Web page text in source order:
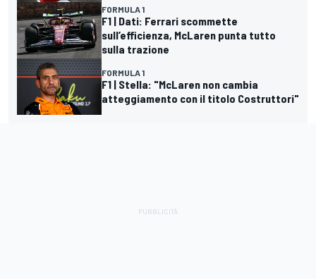
FORMULA 1
F1 | Dati: Ferrari scommette
sull’efficienza, McLaren punta tutto
sulla trazione
FORMULA 1
F1 | Stella: "McLaren non cambia
atteggiamento con il titolo Costruttori"